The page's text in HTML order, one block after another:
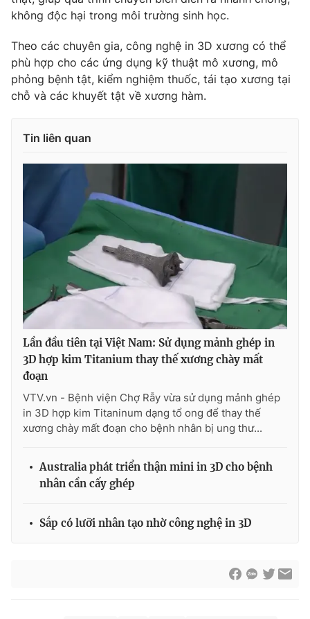
Ðiện thoại Thời báo VTV:
024.66 897 897
Liên hệ quảng cáo: 024-7300.7108
® Cấm sao chép dưới mọi hình thức nếu không có sự chấp
thuận bằng văn bản. Ghi rõ nguồn VTV.vn khi phát hành lại
thông tin từ website này.
không độc hại trong môi trường sinh học.
Theo các chuyên gia, công nghệ in 3D xương có thể
phù hợp cho các ứng dụng kỹ thuật mô xương, mô
phỏng bệnh tật, kiểm nghiệm thuốc, tái tạo xương tại
chỗ và các khuyết tật về xương hàm.
Tin liên quan
Lần đầu tiên tại Việt Nam: Sử dụng mảnh ghép in
3D hợp kim Titanium thay thế xương chày mất
đoạn
VTV.vn - Bệnh viện Chợ Rẫy vừa sử dụng mảnh ghép
in 3D hợp kim Titaninum dạng tổ ong để thay thế
xương chày mất đoạn cho bệnh nhân bị ung thư...
Australia phát triển thận mini in 3D cho bệnh
nhân cần cấy ghép
Sắp có lưỡi nhân tạo nhờ công nghệ in 3D